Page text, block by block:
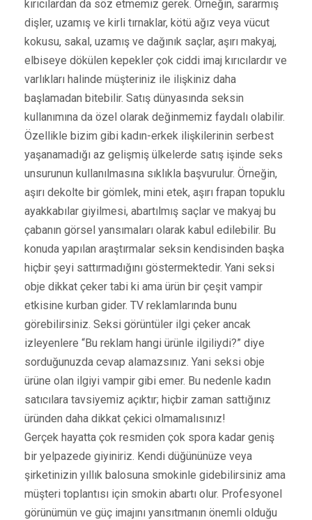
kırıcılardan da söz etmemiz gerek. Örneğin, sararmış
dişler, uzamış ve kirli tırnaklar, kötü ağız veya vücut
kokusu, sakal, uzamış ve dağınık saçlar, aşırı makyaj,
elbiseye dökülen kepekler çok ciddi imaj kırıcılardır ve
varlıkları halinde müşteriniz ile ilişkiniz daha
başlamadan bitebilir. Satış dünyasında seksin
kullanımına da özel olarak değinmemiz faydalı olabilir.
Özellikle bizim gibi kadın-erkek ilişkilerinin serbest
yaşanamadığı az gelişmiş ülkelerde satış işinde seks
unsurunun kullanılmasına sıklıkla başvurulur. Örneğin,
aşırı dekolte bir gömlek, mini etek, aşırı frapan topuklu
ayakkabılar giyilmesi, abartılmış saçlar ve makyaj bu
çabanın görsel yansımaları olarak kabul edilebilir. Bu
konuda yapılan araştırmalar seksin kendisinden başka
hiçbir şeyi sattırmadığını göstermektedir. Yani seksi
obje dikkat çeker tabi ki ama ürün bir çeşit vampir
etkisine kurban gider. TV reklamlarında bunu
görebilirsiniz. Seksi görüntüler ilgi çeker ancak
izleyenlere “Bu reklam hangi ürünle ilgiliydi?” diye
sorduğunuzda cevap alamazsınız. Yani seksi obje
ürüne olan ilgiyi vampir gibi emer. Bu nedenle kadın
satıcılara tavsiyemiz açıktır; hiçbir zaman sattığınız
üründen daha dikkat çekici olmamalısınız!
Gerçek hayatta çok resmiden çok spora kadar geniş
bir yelpazede giyiniriz. Kendi düğününüze veya
şirketinizin yıllık balosuna smokinle gidebilirsiniz ama
müşteri toplantısı için smokin abartı olur. Profesyonel
görünümün ve güç imajını yansıtmanın önemli olduğu